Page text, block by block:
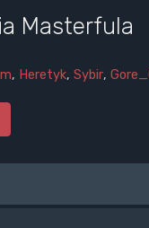
Masterfula
, Heretyk, Sybir,